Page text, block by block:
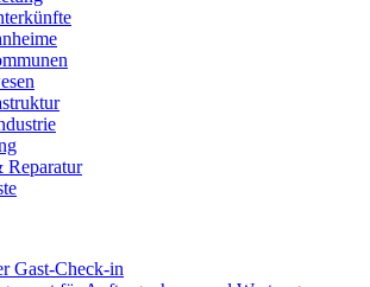
Reparatur
Gast-Check-in